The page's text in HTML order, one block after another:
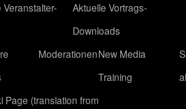
Veranstalter-
Aktuelle Vortrags-
Downloads
ModerationenNew Media
Training
Page (translation from